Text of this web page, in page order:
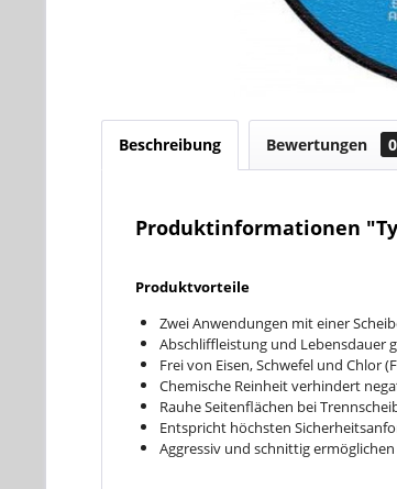
Beschreibung Bewertungen 0
Produktinformationen
Produktvorteile
Zwei Anwendungen mit einer
Abschliffleistung und Lebensdauer
Frei von Eisen, Schwefel und Chlor
Chemische Reinheit verhindert
Rauhe Seitenflächen bei
Entspricht höchsten
Aggressiv und schnittig